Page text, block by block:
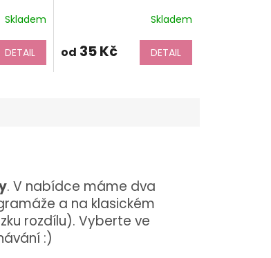
Skladem
DETAIL
samolepicí papírSkladem
od 35 Kč DETAIL
. V nabídce máme dva
a na klasickém
rozdílu). Vyberte ve
:)